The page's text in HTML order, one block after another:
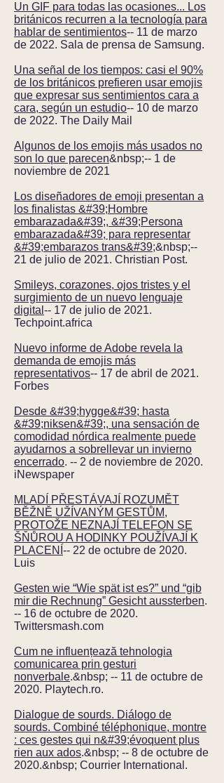
Un GIF para todas las ocasiones... Los
británicos recurren a la tecnología para
hablar de sentimientos-- 11 de marzo
de 2022. Sala de prensa de Samsung.
Una señal de los tiempos: casi el 90%
de los británicos prefieren usar emojis
que expresar sus sentimientos cara a
cara, según un estudio-- 10 de marzo
de 2022. The Daily Mail
Algunos de los emojis más usados no
son lo que parecen&nbsp;-- 1 de
noviembre de 2021
Los diseñadores de emoji presentan a
los finalistas &#39;Hombre
embarazada&#39;, &#39;Persona
embarazada&#39; para representar
&#39;embarazos trans&#39;&nbsp;--
21 de julio de 2021. Christian Post.
Smileys, corazones, ojos tristes y el
surgimiento de un nuevo lenguaje
digital -- 17 de julio de 2021.
Techpoint.africa
Nuevo informe de Adobe revela la
demanda de emojis más
representativos-- 17 de abril de 2021.
Forbes
Desde &#39;hygge&#39; hasta
&#39;niksen&#39;, una sensación de
comodidad nórdica realmente puede
ayudarnos a sobrellevar un invierno
encerrado. -- 2 de noviembre de 2020.
iNewspaper
MLADÍ PŘESTÁVAJÍ ROZUMĚT
BĚŽNĚ UŽÍVANÝM GESTŮM,
PROTOŽE NEZNAJÍ TELEFON SE
ŠŇŮROU A HODINKY POUŽÍVAJÍ K
PLACENÍ -- 22 de octubre de 2020.
Luis
Gesten wie “Wie spät ist es?” und “gib
mir die Rechnung” Gesicht aussterben.
-- 16 de octubre de 2020.
Twittersmash.com
Cum ne influențează tehnologia
comunicarea prin gesturi
nonverbale.&nbsp; -- 11 de octubre de
2020. Playtech.ro.
Dialogue de sourds. Diálogo de
sourds. Combiné téléphonique, montre
: ces gestes qui n&#39;évoquent plus
rien aux ados.&nbsp; -- 8 de octubre de
2020.&nbsp; Courrier International.